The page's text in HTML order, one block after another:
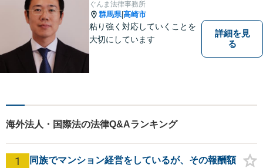
場完備】
ぐんま法律事務所
群馬県|高崎市
粘り強く対応していくことを
大切にしています
詳細を見
る
海外法人・国際法の法律Q&Aランキング
1
同族でマンション経営をしているが、その報酬額